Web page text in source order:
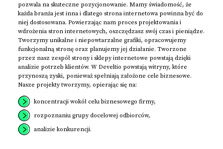
pozwala na skuteczne pozycjonowanie. Mamy świadomość, że
każda branża jest inna i dlatego strona internetowa powinna być do
niej dostosowana. Powierzając nam proces projektowania i
wdrożenia stron internetowych, oszczędzasz swój czas i pieniądze.
Tworzymy unikalne i niepowtarzalne grafiki, opracowujemy
funkcjonalną stronę oraz planujemy jej działanie. Tworzone
przez nasz zespół strony i sklepy internetowe powstają dzięki
analizie potrzeb klientów. W Develtio powstają witryny, które
przynoszą zyski, ponieważ spełniają założone cele biznesowe.
Nasze projekty tworzymy, opierając się na:
koncentracji wokół celu biznesowego firmy,
rozpoznaniu grupy docelowej odbiorców,
analizie konkurencji.